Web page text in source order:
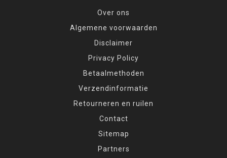
Over ons
Algemene voorwaarden
Disclaimer
Privacy Policy
Betaalmethoden
Verzendinformatie
Retourneren en ruilen
Contact
Sitemap
Partners